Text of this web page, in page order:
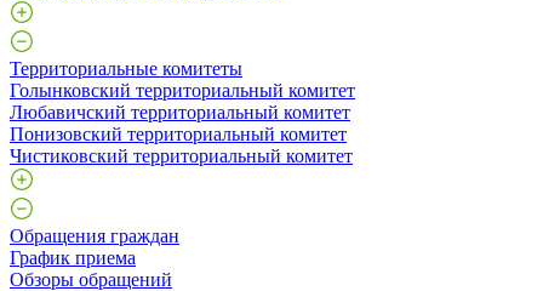
Территориальные комитеты
Голынковский территориальный комитет
Любавичский территориальный комитет
Понизовский территориальный комитет
Чистиковский территориальный комитет
Обращения граждан
График приема
Обзоры обращений